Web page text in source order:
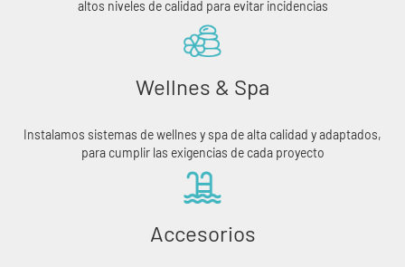
altos niveles de calidad para evitar incidencias
Wellnes & Spa
Instalamos sistemas de wellnes y spa de alta calidad y adaptados,
para cumplir las exigencias de cada proyecto
Accesorios